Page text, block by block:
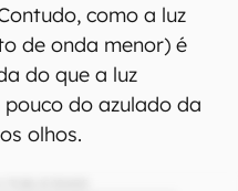
como a luz
de onda menor) é
do que a luz
do azulado da
olhos.